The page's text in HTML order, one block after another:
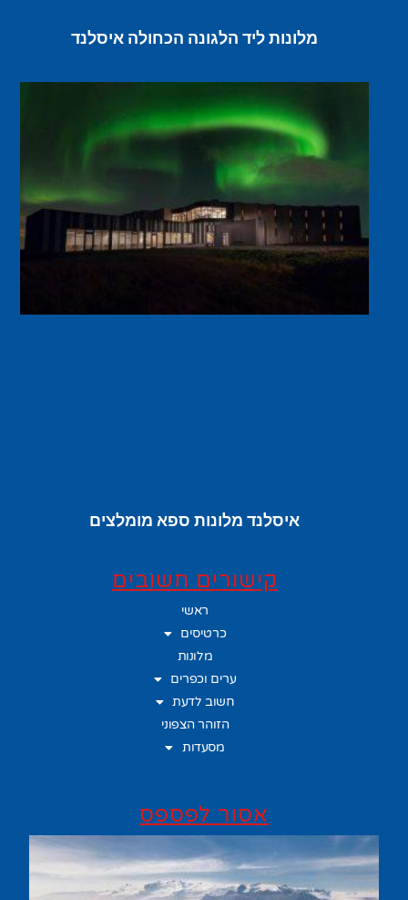
מלונות ליד הלגונה הכחולה איסלנד
איסלנד מלונות ספא מומלצים
קישורים חשובים
ראשי
כרטיסים
מלונות
ערים וכפרים
חשוב לדעת
הזוהר הצפוני
מסעדות
אסור לפספס